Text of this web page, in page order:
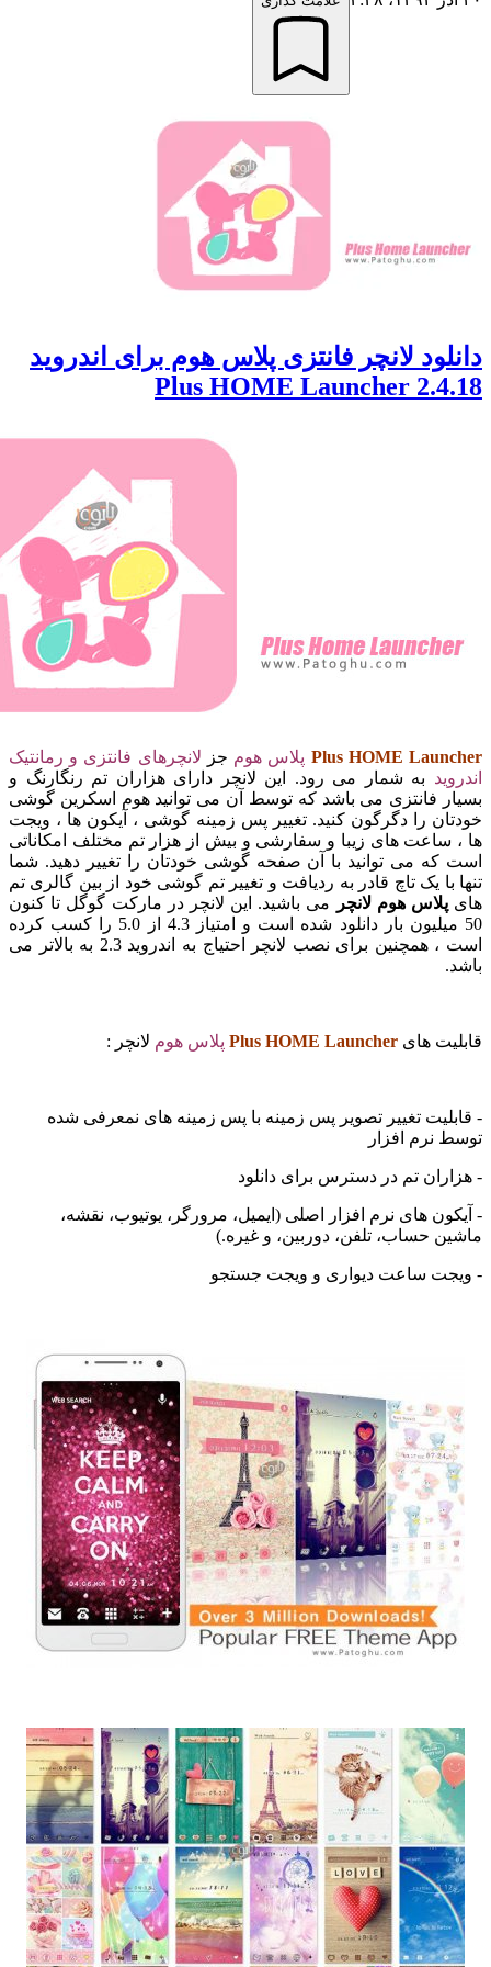
لانچر فانتزی پلاس هوم برای اندروید
Plus HOME Launcher
Plus HOME پلاس هومجزلانچرهای فانتزی و رمانتیک
به شمار می رود. این لانچر دارای هزاران تم رنگارنگ و
فانتزی می باشد که توسط آن می توانید هوم اسکرین گوشی
را دگرگون کنید. تغییر پس زمینه گوشی ، آیکون ها ، ویجت
های زیبا و سفارشی و بیش از هزار تم مختلف امکاناتی
می توانید با آن صفحه گوشی خودتان را تغییر دهید. شما
یک تاچ قادر به ردیافت و تغییر تم گوشی خود از بین گالری تم
هوم لانچرمی باشید. این لانچر در مارکت گوگل تا کنون
50 میلیون بار دانلود شده است و امتیاز 4.3 از 5.0 را کسب کرده
است ، همچنین برای نصب لانچر احتیاج به اندروید 2.3 به بالاتر می
هایPlus HOME Launcher پلاس هوملانچر :
تغییر تصویر پس زمینه با پس زمینه های نمعرفی شده
افزار
تم در دسترس برای دانلود
های نرم افزار اصلی (ایمیل، مرورگر، یوتیوب، نقشه،
حساب، تلفن، دوربین، و غیره.)
ساعت دیواری و ویجت جستجو